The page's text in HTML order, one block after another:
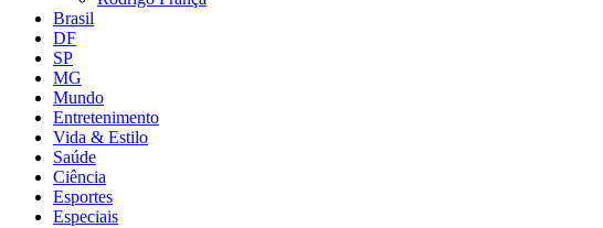
Brasil
DF
SP
MG
Mundo
Entretenimento
Vida & Estilo
Saúde
Ciência
Esportes
Especiais